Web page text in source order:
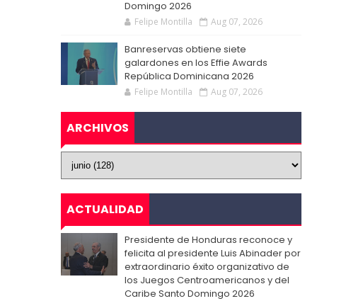
Domingo 2026
Felipe Montilla Aug 07, 2026
Banreservas obtiene siete
galardones en los Effie Awards
República Dominicana 2026
Felipe Montilla Aug 07, 2026
ARCHIVOS
ACTUALIDAD
Presidente de Honduras reconoce y
felicita al presidente Luis Abinader por
extraordinario éxito organizativo de
los Juegos Centroamericanos y del
Caribe Santo Domingo 2026